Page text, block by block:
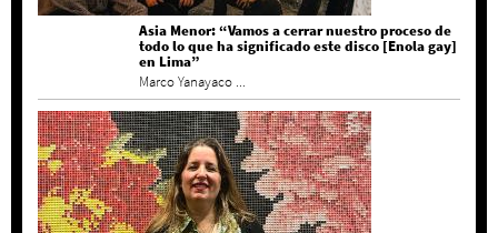
Asia Menor: “Vamos a cerrar nuestro proceso de
todo lo que ha significado este disco [Enola gay]
en Lima”
Marco Yanayaco ...